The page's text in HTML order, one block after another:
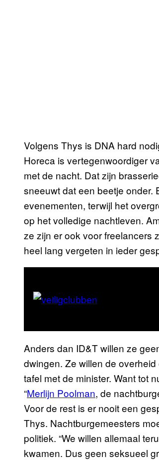
Volgens Thys is DNA hard
Horeca is vertegenwoordiger
met de nacht. Dat zijn
sneeuwt dat een beetje onder.
evenementen, terwijl het
op het volledige nachtleven.
ze zijn er ook voor freelancers
heel lang vergeten in ieder
Anders dan ID&T willen ze
dwingen. Ze willen de
tafel met de minister. Want tot
“Merlijn Poolman, de
Voor de rest is er nooit een
Thys. Nachtburgemeesters
politiek. “We willen allemaal
kwamen. Dus geen seksueel